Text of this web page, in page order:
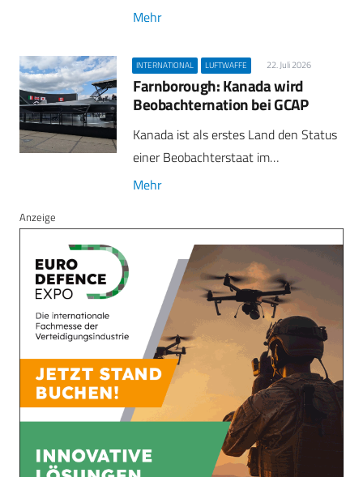
Mehr
INTERNATIONAL LUFTWAFFE 22. Juli 2026
Farnborough: Kanada wird
Beobachternation bei GCAP
Kanada ist als erstes Land den Status
einer Beobachterstaat im…
Mehr
Anzeige